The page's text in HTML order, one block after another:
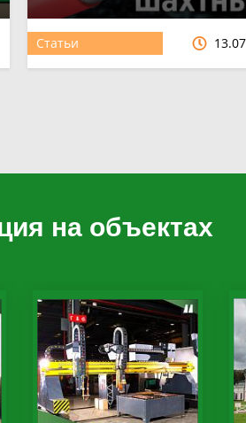
Статьи
на объектах